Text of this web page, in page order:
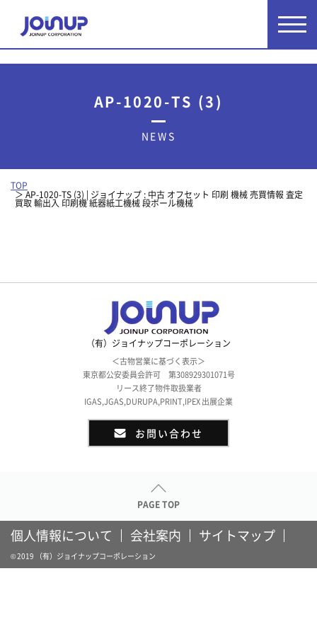
AP-1020-TS (3)
NEWS
TOP
AP-1020-TS (3) | ジョイナップ : 中古 オフセット 印刷 機械 売買情報 査定
買取 輸出入 印刷機 紙器紙工機械 段ボール機械
（有）ジョイナップコーポレーション
＜古物営業に基づく表示＞
東京都公安委員会許可 第308929301071号
リース終了物件取扱業者
IGAS,JGAS,DURUPA,PRINT,IPEX 出展企業
お問い合わせ
PAGE TOP
個人情報について 会社案内 サイトマップ
© 2019 （有）ジョイナップコーポレーション